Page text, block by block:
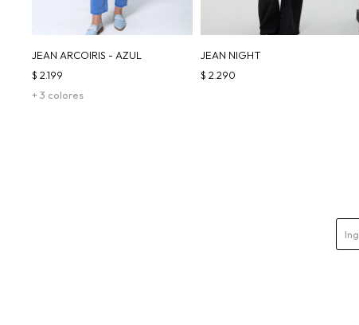
JEAN ARCOIRIS - AZUL
+ 3 colores
$ 2.199
JEAN NIGHT
$ 2.290